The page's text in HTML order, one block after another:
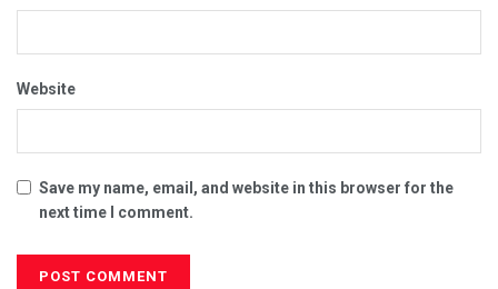
Website
Save my name, email, and website in this browser for the
next time I comment.